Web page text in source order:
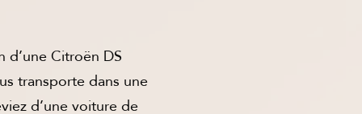
Citroën DS
transporte dans une
d’une voiture de